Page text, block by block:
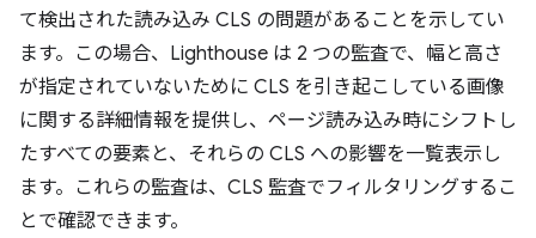
て検出された読み込み CLS の問題があることを示してい
ます。この場合、Lighthouse は 2 つの監査で、幅と高さ
が指定されていないために CLS を引き起こしている画像
に関する詳細情報を提供し、ページ読み込み時にシフトし
たすべての要素と、それらの CLS への影響を一覧表示し
ます。これらの監査は、CLS 監査でフィルタリングするこ
とで確認できます。